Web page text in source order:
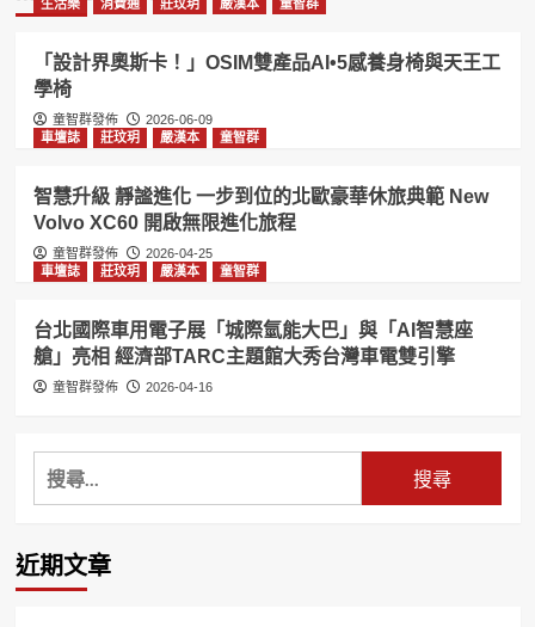
生活樂 消費通 莊玟玥 嚴漢本 童智群
「設計界奧斯卡！」OSIM雙產品AI•5感養身椅與天王工
學椅
童智群發佈
2026-06-09
車壇誌
莊玟玥 嚴漢本 童智群
智慧升級 靜謐進化 一步到位的北歐豪華休旅典範 New
Volvo XC60 開啟無限進化旅程
童智群發佈
2026-04-25
車壇誌
莊玟玥 嚴漢本 童智群
台北國際車用電子展「城際氫能大巴」與「AI智慧座
艙」亮相 經濟部TARC主題館大秀台灣車電雙引擎
童智群發佈 2026-04-16
搜
尋
鍵
字:
近期文章